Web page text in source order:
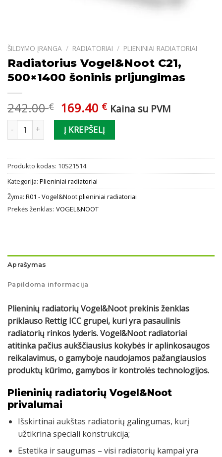
ŠILDYMO ĮRANGA / RADIATORIAI / PLIENINIAI RADIATORIAI
Radiatorius Vogel&Noot C21,
500×1400 šoninis prijungimas
242.00€ Original
price
was:
242.00 €.
169.40 €Current
price
169.40 €.
Kaina su PVM
produkto kiekis: Radiatorius Vogel&Noot C21, 500x1400 šoninis
Į KREPŠELĮ
Produkto kodas: 10S21514
Kategorija: Plieniniai radiatoriai
Žyma: R01 - Vogel&Noot plieniniai radiatoriai
Prekės ženklas: VOGEL&NOOT
Aprašymas
Papildoma informacija
Plieninių radiatorių Vogel&Noot prekinis ženklas
priklauso Rettig ICC grupei, kuri yra pasaulinis
radiatorių rinkos lyderis. Vogel&Noot radiatoriai
atitinka pačius aukščiausius kokybės ir aplinkosaugos
reikalavimus, o gamyboje naudojamos pažangiausios
produktų kūrimo, gamybos ir kontrolės technologijos.
Plieninių radiatorių Vogel&Noot
privalumai
Išskirtinai aukštas radiatorių galingumas, kurį
užtikrina speciali konstrukcija;
Estetika ir saugumas – visi radiatorių kampai yra